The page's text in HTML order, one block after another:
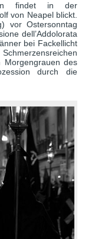
findet in der
von Neapel blickt.
vor Ostersonntag
dell’Addolorata
bei Fackellicht
des
durch die